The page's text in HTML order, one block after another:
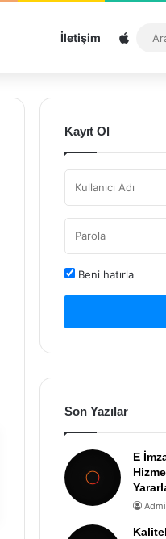
İletişim
Kayıt Ol
Beni hatırla
Son Yazılar
E